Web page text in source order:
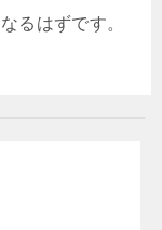
るはずです。